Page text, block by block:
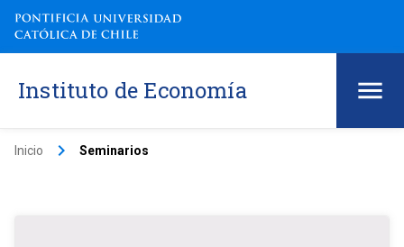
Instituto de Economía
Inicio keyboard_arrow_right Seminarios